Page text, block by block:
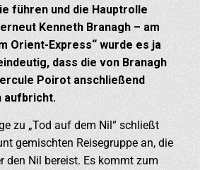
führen und die Hauptrolle
Kenneth Branagh – am
Orient-Express“ wurde es ja
dass die von Branagh
Poirot anschließend
aufbricht.
zu „Tod auf dem Nil“ schließt
gemischten Reisegruppe an, die
den Nil bereist. Es kommt zum